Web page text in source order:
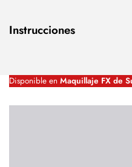
Instrucciones
Disponible en Maquillaje FX de